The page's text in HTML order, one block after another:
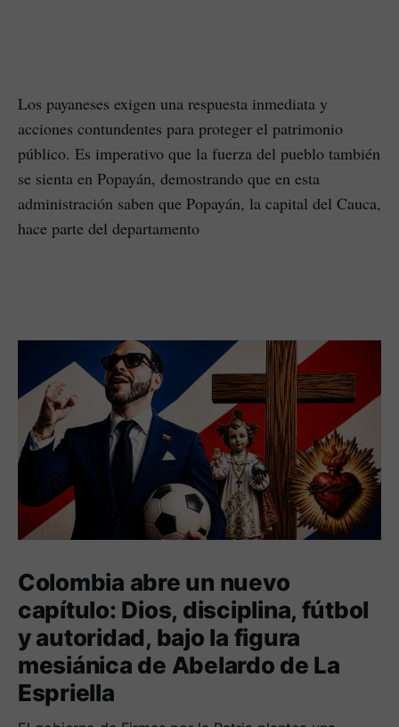
Los payaneses exigen una respuesta inmediata y
acciones contundentes para proteger el patrimonio
público. Es imperativo que la fuerza del pueblo también
se sienta en Popayán, demostrando que en esta
administración saben que Popayán, la capital del Cauca,
hace parte del departamento
Colombia abre un nuevo
capítulo: Dios, disciplina, fútbol
y autoridad, bajo la figura
mesiánica de Abelardo de La
Espriella